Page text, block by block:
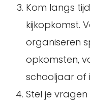
Kom langs
kijkopkomst.
organiseren
opkomsten,
schooljaar of
Stel je